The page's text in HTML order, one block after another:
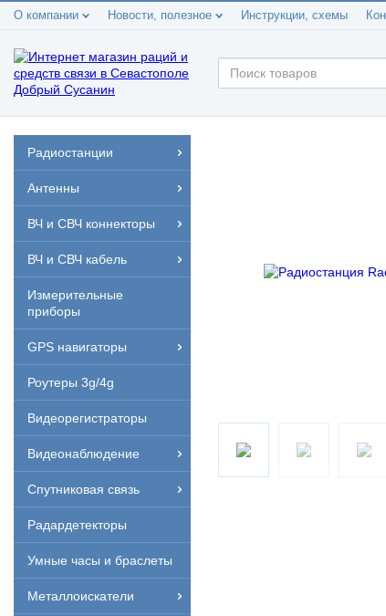
О компании Новости, полезное Инструкции, схемы
Радиостанции
Антенны
ВЧ и СВЧ коннекторы
ВЧ и СВЧ кабель
Измерительные
приборы
GPS навигаторы
Роутеры 3g/4g
Видеорегистраторы
Видеонаблюдение
Спутниковая связь
Радардетекторы
Умные часы и браслеты
Металлоискатели